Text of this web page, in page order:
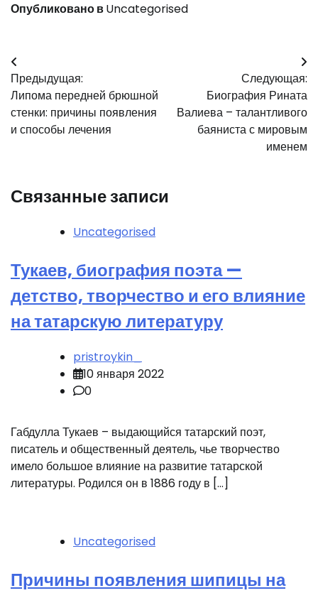
Опубликовано вUncategorised
Навигация
по
записям
Предыдущая:
Липома передней брюшной
стенки: причины появления
и способы лечения
Следующая:
Биография Рината
Валиева – талантливого
баяниста с мировым
именем
Связанные записи
Uncategorised
Тукаев, биография поэта —
детство, творчество и его влияние
на татарскую литературу
pristroykin_
10 января 2022
0
Габдулла Тукаев – выдающийся татарский поэт,
писатель и общественный деятель, чье творчество
имело большое влияние на развитие татарской
литературы. Родился он в 1886 году в […]
Uncategorised
Причины появления шипицы на